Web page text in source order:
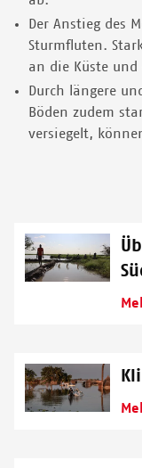
Der Anstieg des
Sturmfluten.
an die Küste
Durch längere
Böden zudem
versiegelt,